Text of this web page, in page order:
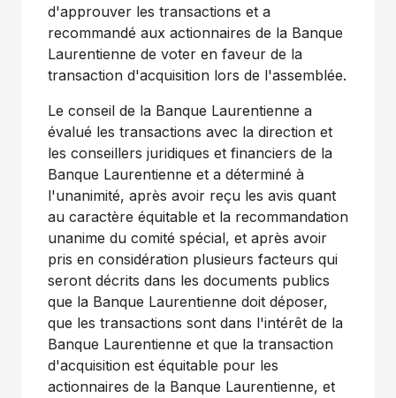
d'approuver les transactions et a
recommandé aux actionnaires de la Banque
Laurentienne de voter en faveur de la
transaction d'acquisition lors de l'assemblée.
Le conseil de la Banque Laurentienne a
évalué les transactions avec la direction et
les conseillers juridiques et financiers de la
Banque Laurentienne et a déterminé à
l'unanimité, après avoir reçu les avis quant
au caractère équitable et la recommandation
unanime du comité spécial, et après avoir
pris en considération plusieurs facteurs qui
seront décrits dans les documents publics
que la Banque Laurentienne doit déposer,
que les transactions sont dans l'intérêt de la
Banque Laurentienne et que la transaction
d'acquisition est équitable pour les
actionnaires de la Banque Laurentienne, et